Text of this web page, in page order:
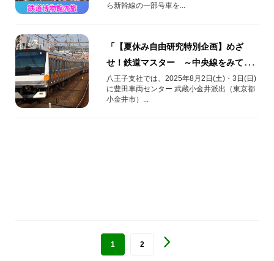
ら新幹線の一部号車を...
「【夏休み自由研究特別企画】めざ
せ！鉄道マスター ～中央線をみて！
さわって！まなぶ！電気で動く電車の
しくみ～」を開催します！
八王子支社では、2025年8月2日(土)・3日(日)
に豊田車両センター 武蔵小金井派出（東京都
小金井市）...
1 2